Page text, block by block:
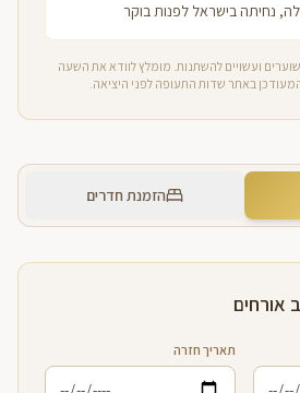
נחיתה בישראל לפנות בוקר
ועשויים להשתנות. מומלץ לוודא את השעה
באתר שדות התעופה לפני היציאה.
הזמנת חדרים
אורחים
תאריך חזרה